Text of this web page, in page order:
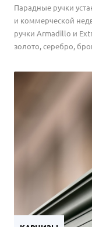
Парадные ручки
и коммерческой
ручки Armadillo и
золото, серебро,